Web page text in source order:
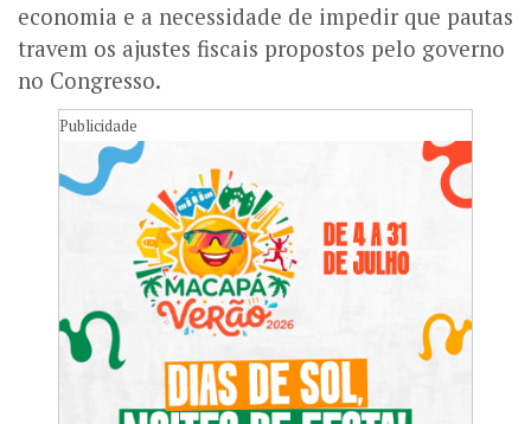
economia e a necessidade de impedir que pautas
travem os ajustes fiscais propostos pelo governo
no Congresso.
Publicidade